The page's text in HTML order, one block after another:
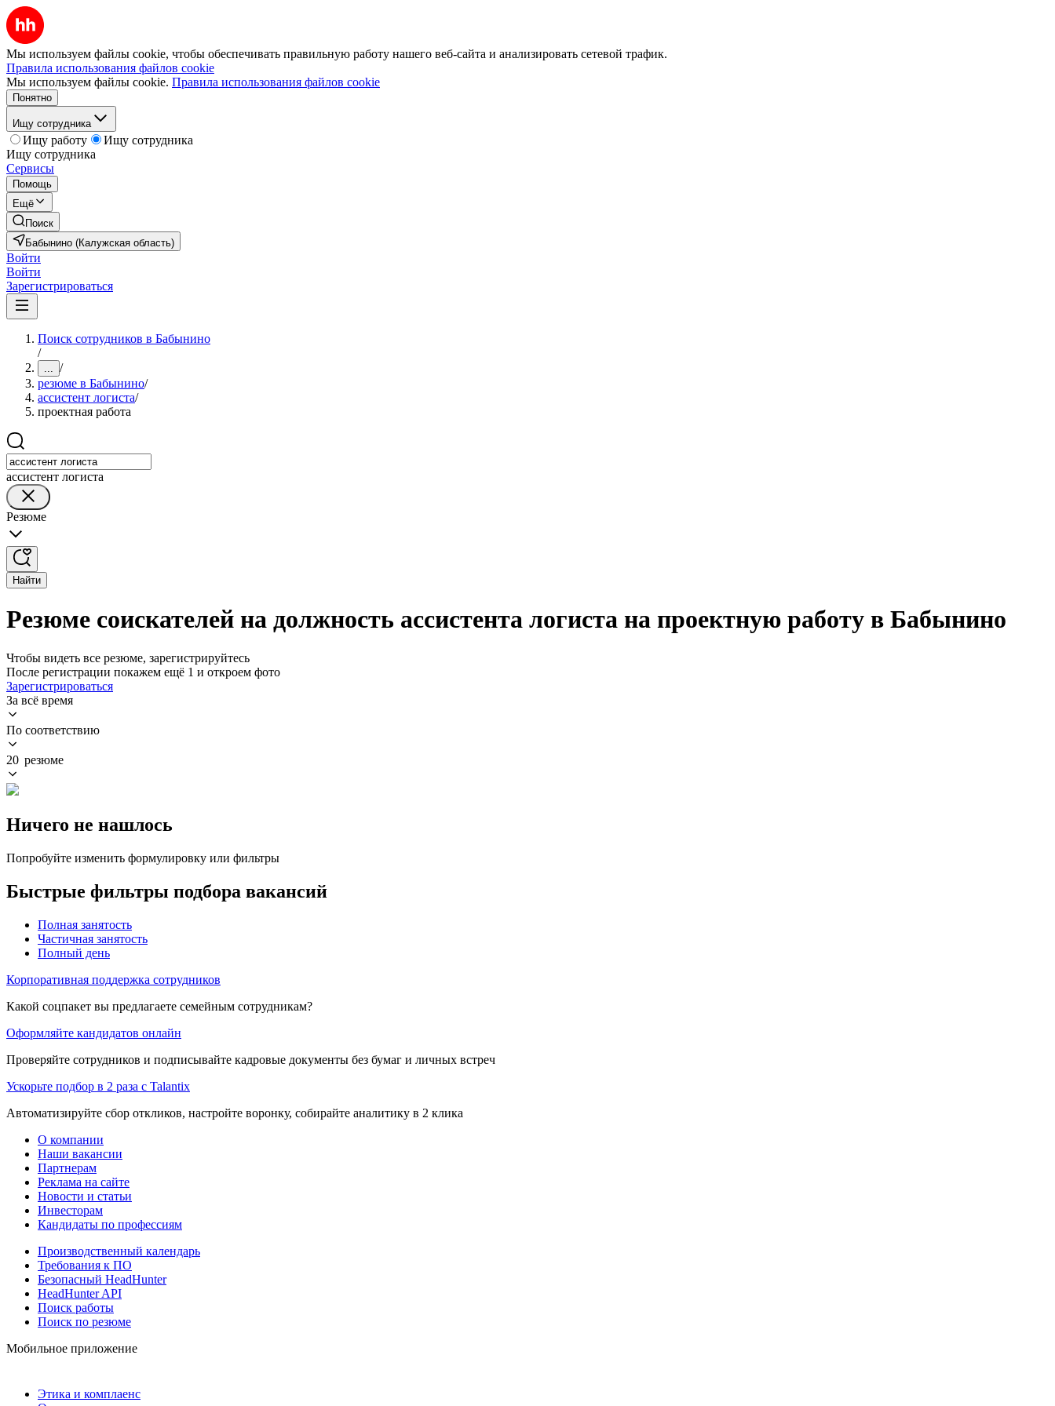
Мы используем файлы cookie, чтобы обеспечивать правильную работу нашего веб-сайта и анализировать сетевой трафик.
Правила использования файлов cookie
Мы используем файлы cookie. Правила использования файлов cookie
Понятно
Ищу сотрудника
Ищу работу
Ищу сотрудника
Ищу сотрудника
Сервисы
Помощь
Ещё
Поиск
Бабынино (Калужская область)
Войти
Войти
Зарегистрироваться
Поиск сотрудников в Бабынино
/
... /
резюме в Бабынино/
ассистент логиста/
проектная работа
ассистент логиста
Резюме
Найти
Резюме соискателей на должность ассистента логиста на проектную работу в Бабынино
Чтобы видеть все резюме, зарегистрируйтесь
После регистрации покажем ещё 1 и откроем фото
Зарегистрироваться
За всё время
По соответствию
20 резюме
Ничего не нашлось
Попробуйте изменить формулировку или фильтры
Быстрые фильтры подбора вакансий
Полная занятость
Частичная занятость
Полный день
Корпоративная поддержка сотрудников
Какой соцпакет вы предлагаете семейным сотрудникам?
Оформляйте кандидатов онлайн
Проверяйте сотрудников и подписывайте кадровые документы без бумаг и личных встреч
Ускорьте подбор в 2 раза с Talantix
Автоматизируйте сбор откликов, настройте воронку, собирайте аналитику в 2 клика
О компании
Наши вакансии
Партнерам
Реклама на сайте
Новости и статьи
Инвесторам
Кандидаты по профессиям
Производственный календарь
Требования к ПО
Безопасный HeadHunter
HeadHunter API
Поиск работы
Поиск по резюме
Мобильное приложение
Этика и комплаенс